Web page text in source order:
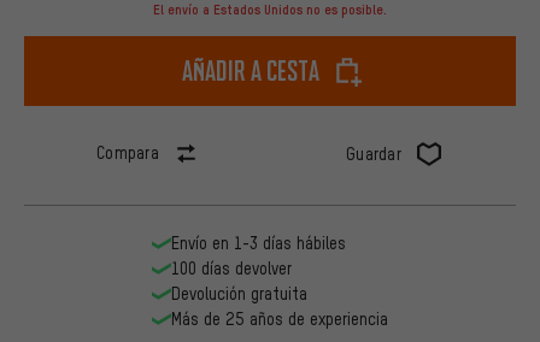
El envío a Estados Unidos no es posible.
Añadir a cesta
Compara Guardar
Envío en 1-3 días hábiles
100 días devolver
Devolución gratuita
Más de 25 años de experiencia